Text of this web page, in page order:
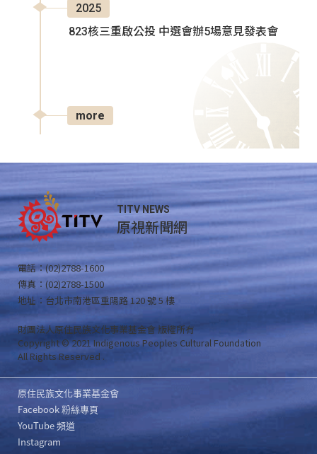
2025
823核三重啟公投 中選會辦5場意見發表會
more
TITV NEWS
原視新聞網
電話：(02)2788-1600
傳真：(02)2788-1500
地址：台北市南港區重陽路 120 號 5 樓
財團法人原住民族文化事業基金會 版權所有
Copyright © 2021 Indigenous Peoples Cultural Foundation
All Rights Reserved .
原住民族文化事業基金會
Facebook 粉絲專頁
YouTube 頻道
Instagram